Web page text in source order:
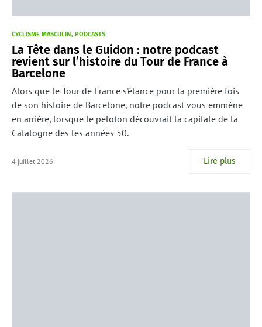
CYCLISME MASCULIN PODCASTS
La Tête dans le Guidon : notre podcast
revient sur l’histoire du Tour de France à
Barcelone
Alors que le Tour de France s'élance pour la première fois
de son histoire de Barcelone, notre podcast vous emmène
en arrière, lorsque le peloton découvrait la capitale de la
Catalogne dès les années 50.
4 juillet 2026 Lire plus